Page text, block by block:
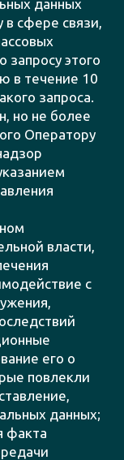
данных
сфере связи,
запросу этого
в течение 10
запроса.
но не более
Оператору
власти,
с
его о
повлекли
данных;